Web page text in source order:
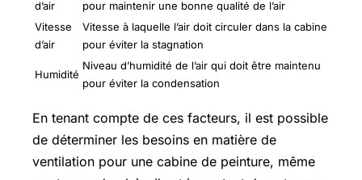
d’air
pour maintenir une bonne qualité de l’air
Vitesse
d’air
Vitesse à laquelle l’air doit circuler dans la cabine
pour éviter la stagnation
Humidité
Niveau d’humidité de l’air qui doit être maintenu
pour éviter la condensation
En tenant compte de ces facteurs, il est possible
de déterminer les besoins en matière de
ventilation pour une cabine de peinture, même